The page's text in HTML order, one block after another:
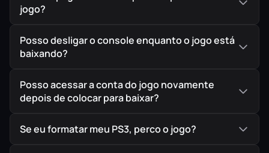
Direção de arte única
Descubra uma grande variedade de ambientes: Ilhas
tropicais, paisagens vulcânicas, desertos e muito mais…
jogo?
Posso desligar o console enquanto o jogo está
baixando?
Posso acessar a conta do jogo novamente
depois de colocar para baixar?
Se eu formatar meu PS3, perco o jogo?